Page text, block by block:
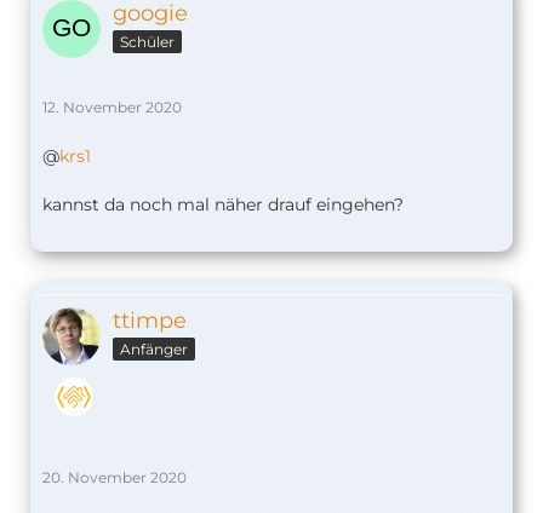
googie
Schüler
12. November 2020
@krs1
kannst da noch mal näher drauf eingehen?
ttimpe
Anfänger
20. November 2020